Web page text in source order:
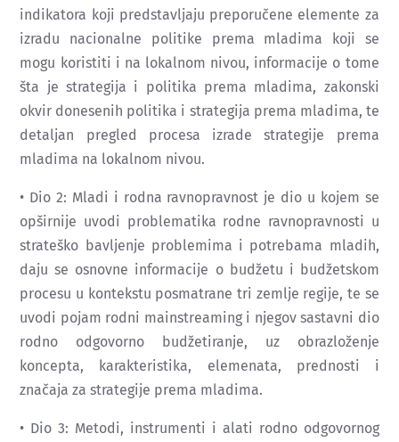
indikatora koji predstavljaju preporučene elemente za
izradu nacionalne politike prema mladima koji se
mogu koristiti i na lokalnom nivou, informacije o tome
šta je strategija i politika prema mladima, zakonski
okvir donesenih politika i strategija prema mladima, te
detaljan pregled procesa izrade strategije prema
mladima na lokalnom nivou.
• Dio 2: Mladi i rodna ravnopravnost je dio u kojem se
opširnije uvodi problematika rodne ravnopravnosti u
strateško bavljenje problemima i potrebama mladih,
daju se osnovne informacije o budžetu i budžetskom
procesu u kontekstu posmatrane tri zemlje regije, te se
uvodi pojam rodni mainstreaming i njegov sastavni dio
rodno odgovorno budžetiranje, uz obrazloženje
koncepta, karakteristika, elemenata, prednosti i
značaja za strategije prema mladima.
• Dio 3: Metodi, instrumenti i alati rodno odgovornog